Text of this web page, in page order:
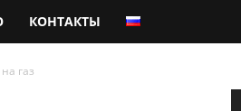
КОНТАКТЫ
газ